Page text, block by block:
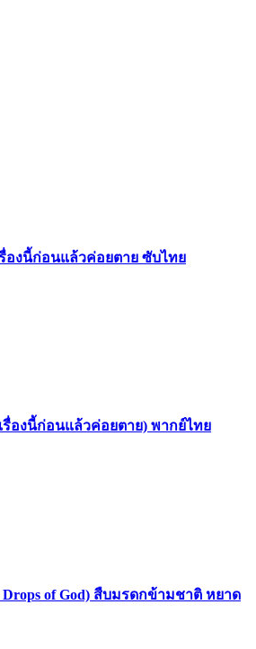
รื่องนี้ก่อนแล้วค่อยตาย ซับไทย
รื่องนี้ก่อนแล้วค่อยตาย) พากย์ไทย
Drops of God) สืบมรดกข้ามชาติ หยาด